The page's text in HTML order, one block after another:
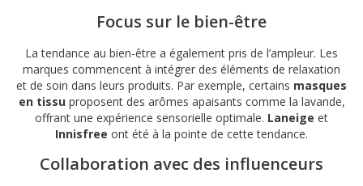
Focus sur le bien-être
La tendance au bien-être a également pris de l’ampleur. Les
marques commencent à intégrer des éléments de relaxation
et de soin dans leurs produits. Par exemple, certains masques
en tissuproposent des arômes apaisants comme la lavande,
offrant une expérience sensorielle optimale. Laneige et
Innisfree ont été à la pointe de cette tendance.
Collaboration avec des influenceurs